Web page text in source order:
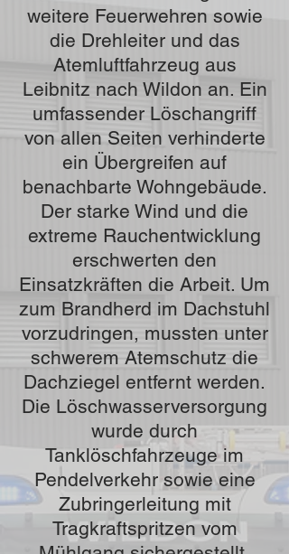
weitere Feuerwehren sowie
die Drehleiter und das
Atemluftfahrzeug aus
Leibnitz nach Wildon an. Ein
umfassender Löschangriff
von allen Seiten verhinderte
ein Übergreifen auf
benachbarte Wohngebäude.
Der starke Wind und die
extreme Rauchentwicklung
erschwerten den
Einsatzkräften die Arbeit. Um
zum Brandherd im Dachstuhl
vorzudringen, mussten unter
schwerem Atemschutz die
Dachziegel entfernt werden.
Die Löschwasserversorgung
wurde durch
Tanklöschfahrzeuge im
Pendelverkehr sowie eine
Zubringerleitung mit
Tragkraftspritzen vom